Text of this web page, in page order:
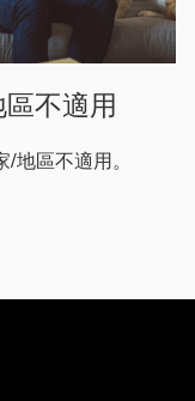
不適用
地區不適用。